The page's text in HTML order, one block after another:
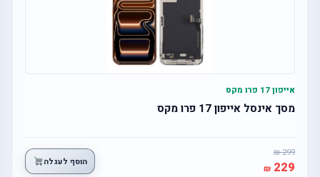
אייפון 17 פרו מקס
מסך אינסל אייפון 17 פרו מקס
299
229 הוסף לעגלה